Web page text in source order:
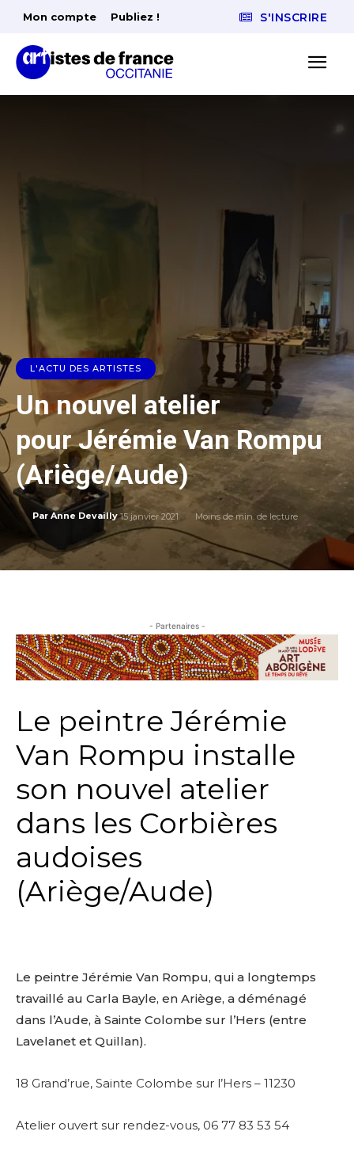
Mon compte Publiez ! S'INSCRIRE
L'ACTU DES ARTISTES
Un nouvel atelier
pour Jérémie Van Rompu
(Ariège/Aude)
Par Anne Devailly 15 janvier 2021 Moins de min. de lecture
- Partenaires -
Le peintre Jérémie
Van Rompu installe
son nouvel atelier
dans les Corbières
audoises
(Ariège/Aude)
Le peintre Jérémie Van Rompu, qui a longtemps
travaillé au Carla Bayle, en Ariège, a déménagé
dans l’Aude, à Sainte Colombe sur l’Hers (entre
Lavelanet et Quillan).
18 Grand’rue, Sainte Colombe sur l’Hers – 11230
Atelier ouvert sur rendez-vous, 06 77 83 53 54